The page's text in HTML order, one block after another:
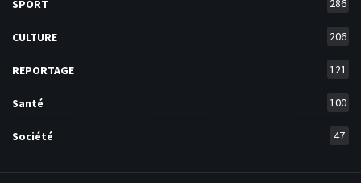
SPORT 286
CULTURE 206
REPORTAGE 121
Santé 100
Société 47